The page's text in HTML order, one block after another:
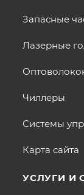
Запасные
Лазерные
Чиллеры
Системы
Карта сайта
УСЛУГИ И